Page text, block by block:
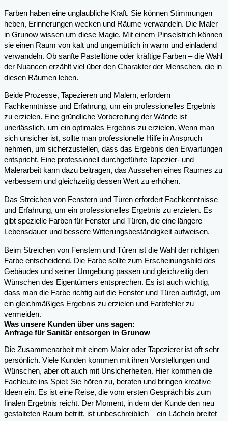
Farben haben eine unglaubliche Kraft. Sie können Stimmungen
heben, Erinnerungen wecken und Räume verwandeln. Die Maler
in Grunow wissen um diese Magie. Mit einem Pinselstrich können
sie einen Raum von kalt und ungemütlich in warm und einladend
verwandeln. Ob sanfte Pastelltöne oder kräftige Farben – die Wahl
der Nuancen erzählt viel über den Charakter der Menschen, die in
diesen Räumen leben.
Beide Prozesse, Tapezieren und Malern, erfordern
Fachkenntnisse und Erfahrung, um ein professionelles Ergebnis
zu erzielen. Eine gründliche Vorbereitung der Wände ist
unerlässlich, um ein optimales Ergebnis zu erzielen. Wenn man
sich unsicher ist, sollte man professionelle Hilfe in Anspruch
nehmen, um sicherzustellen, dass das Ergebnis den Erwartungen
entspricht. Eine professionell durchgeführte Tapezier- und
Malerarbeit kann dazu beitragen, das Aussehen eines Raumes zu
verbessern und gleichzeitig dessen Wert zu erhöhen.
Das Streichen von Fenstern und Türen erfordert Fachkenntnisse
und Erfahrung, um ein professionelles Ergebnis zu erzielen. Es
gibt spezielle Farben für Fenster und Türen, die eine längere
Lebensdauer und bessere Witterungsbeständigkeit aufweisen.
Beim Streichen von Fenstern und Türen ist die Wahl der richtigen
Farbe entscheidend. Die Farbe sollte zum Erscheinungsbild des
Gebäudes und seiner Umgebung passen und gleichzeitig den
Wünschen des Eigentümers entsprechen. Es ist auch wichtig,
dass man die Farbe richtig auf die Fenster und Türen aufträgt, um
ein gleichmäßiges Ergebnis zu erzielen und Farbfehler zu
vermeiden.
Was unsere Kunden über uns sagen:
Anfrage für Sanitär entsorgen in Grunow
Die Zusammenarbeit mit einem Maler oder Tapezierer ist oft sehr
persönlich. Viele Kunden kommen mit ihren Vorstellungen und
Wünschen, aber oft auch mit Unsicherheiten. Hier kommen die
Fachleute ins Spiel: Sie hören zu, beraten und bringen kreative
Ideen ein. Es ist eine Reise, die vom ersten Gespräch bis zum
finalen Ergebnis reicht. Der Moment, in dem der Kunde den neu
gestalteten Raum betritt, ist unbeschreiblich – ein Lächeln breitet